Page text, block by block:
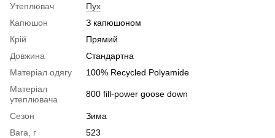
Утеплювач
Пух
Капюшон
З капюшоном
Крій
Прямий
Довжина
Стандартна
Матеріал одягу
100% Recycled Polyamide
Матеріал
утеплювача
800 fill-power goose down
Сезон
Зима
Вага, г
523